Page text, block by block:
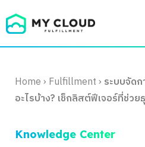
to
Home› Fulfillment› ระบบจัด
อะไรบ้าง? เช็กลิสต์ฟีเจอร์ที่ช่วย
Knowledge Center